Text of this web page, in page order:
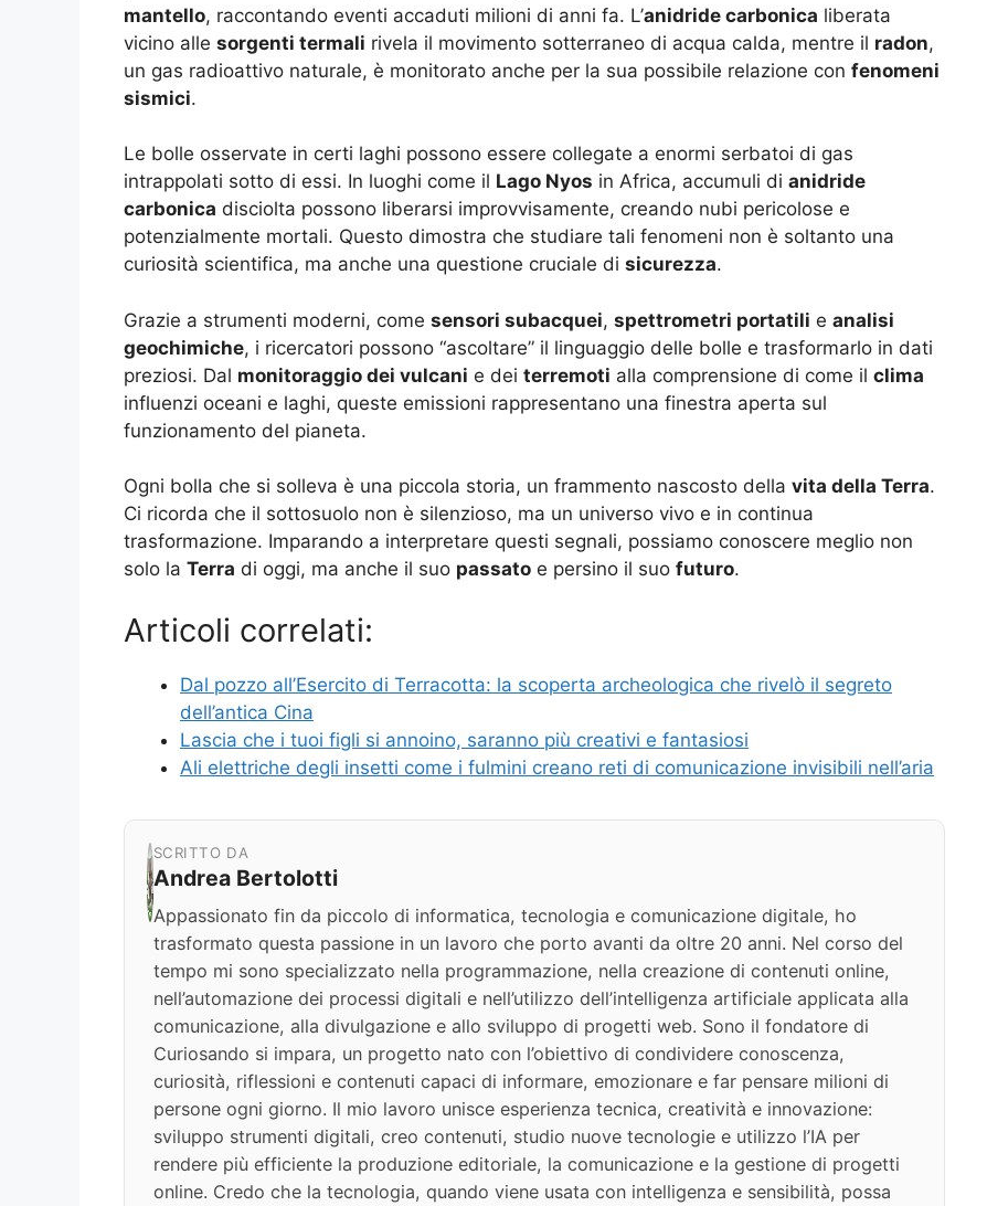
mantello, raccontando eventi accaduti milioni di anni fa. L’anidride carbonica liberata
vicino alle sorgenti termali rivela il movimento sotterraneo di acqua calda, mentre il radon,
un gas radioattivo naturale, è monitorato anche per la sua possibile relazione con fenomeni
sismici.
Le bolle osservate in certi laghi possono essere collegate a enormi serbatoi di gas
intrappolati sotto di essi. In luoghi come il Lago Nyos in Africa, accumuli di anidride
carbonica disciolta possono liberarsi improvvisamente, creando nubi pericolose e
potenzialmente mortali. Questo dimostra che studiare tali fenomeni non è soltanto una
curiosità scientifica, ma anche una questione cruciale di sicurezza.
Grazie a strumenti moderni, come sensori subacquei, spettrometri portatili e analisi
geochimiche, i ricercatori possono “ascoltare” il linguaggio delle bolle e trasformarlo in dati
preziosi. Dal monitoraggio dei vulcani e dei terremoti alla comprensione di come il clima
influenzi oceani e laghi, queste emissioni rappresentano una finestra aperta sul
funzionamento del pianeta.
Ogni bolla che si solleva è una piccola storia, un frammento nascosto della vita della Terra.
Ci ricorda che il sottosuolo non è silenzioso, ma un universo vivo e in continua
trasformazione. Imparando a interpretare questi segnali, possiamo conoscere meglio non
solo la Terra di oggi, ma anche il suo passato e persino il suo futuro.
Articoli correlati:
Dal pozzo all’Esercito di Terracotta: la scoperta archeologica che rivelò il segreto
dell’antica Cina
Lascia che i tuoi figli si annoino, saranno più creativi e fantasiosi
Ali elettriche degli insetti come i fulmini creano reti di comunicazione invisibili nell’aria
SCRITTO DA
Andrea Bertolotti
Appassionato fin da piccolo di informatica, tecnologia e comunicazione digitale, ho
trasformato questa passione in un lavoro che porto avanti da oltre 20 anni. Nel corso del
tempo mi sono specializzato nella programmazione, nella creazione di contenuti online,
nell’automazione dei processi digitali e nell’utilizzo dell’intelligenza artificiale applicata alla
comunicazione, alla divulgazione e allo sviluppo di progetti web. Sono il fondatore di
Curiosando si impara, un progetto nato con l’obiettivo di condividere conoscenza,
curiosità, riflessioni e contenuti capaci di informare, emozionare e far pensare milioni di
persone ogni giorno. Il mio lavoro unisce esperienza tecnica, creatività e innovazione:
sviluppo strumenti digitali, creo contenuti, studio nuove tecnologie e utilizzo l’IA per
rendere più efficiente la produzione editoriale, la comunicazione e la gestione di progetti
online. Credo che la tecnologia, quando viene usata con intelligenza e sensibilità, possa